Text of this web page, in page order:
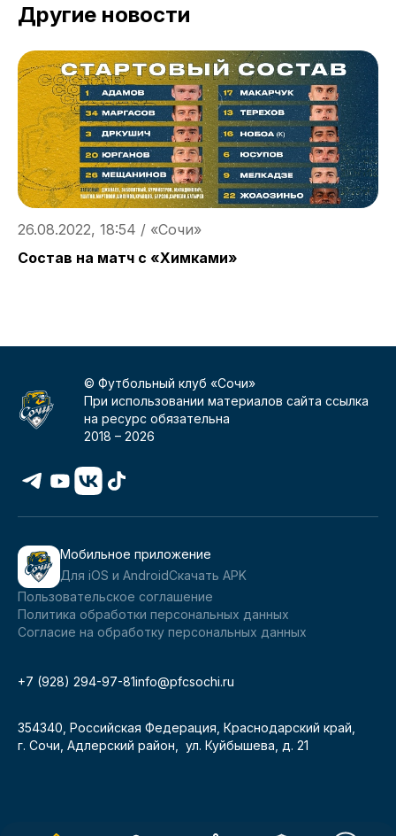
Другие новости
26.08.2022, 18:54 / «Сочи»
Состав на матч с «Химками»
© Футбольный клуб «Сочи»
При использовании материалов сайта ссылка
на ресурс обязательна
2018 –2026
Мобильное приложение
Для iOS и AndroidСкачать APK
Пользовательское соглашение
Политика обработки персональных данных
Согласие на обработку персональных данных
+7 (928) 294-97-81info@pfcsochi.ru
354340, Российская Федерация, Краснодарский край,
г. Сочи, Адлерский район, ул. Куйбышева, д. 21